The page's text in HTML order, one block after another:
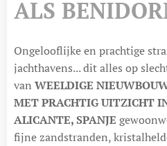
ALS
Ongelooflijke en prachtige
jachthavens... dit alles op
van WEELDIGE
MET PRACHTIG UITZICHT
ALICANTE, SPANJE
fijne zandstranden,